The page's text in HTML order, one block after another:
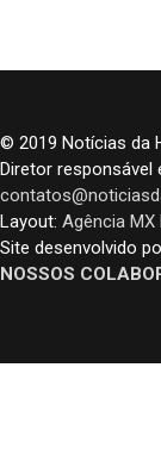
© 2019 Notícias da
Diretor responsável
Layout: Agência MX
Site desenvolvido
NOSSOS